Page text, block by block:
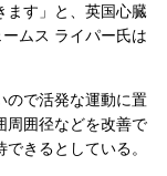
ます」と、英国心臓
ムス ライパー氏は
で活発な運動に置
周囲径などを改善で
きるとしている。